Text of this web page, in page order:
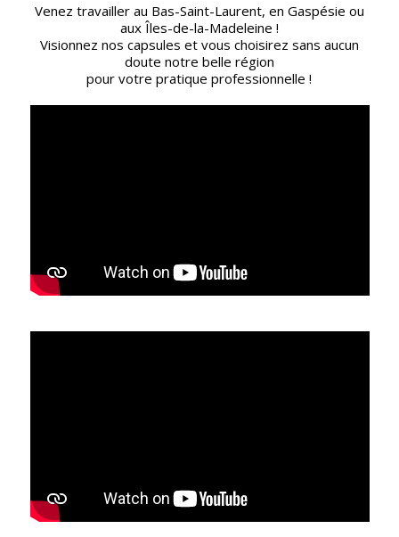
Venez travailler au Bas-Saint-Laurent, en Gaspésie ou
aux Îles-de-la-Madeleine !
Visionnez nos capsules et vous choisirez sans aucun
doute notre belle région
pour votre pratique professionnelle !